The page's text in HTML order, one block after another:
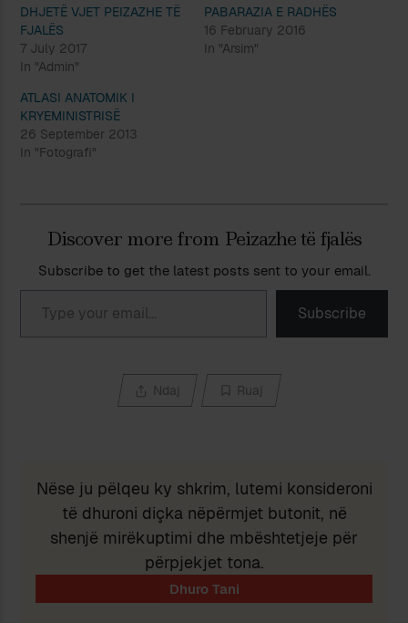
DHJETË VJET PEIZAZHE TË
FJALËS
7 July 2017
In "Admin"
PABARAZIA E RADHËS
16 February 2016
In "Arsim"
ATLASI ANATOMIK I
KRYEMINISTRISË
26 September 2013
In "Fotografi"
Discover more from Peizazhe të fjalës
Subscribe to get the latest posts sent to your email.
Type your email…
Subscribe
Ndaj Ruaj
Nëse ju pëlqeu ky shkrim, lutemi konsideroni
të dhuroni diçka nëpërmjet butonit, në
shenjë mirëkuptimi dhe mbështetjeje për
përpjekjet tona.